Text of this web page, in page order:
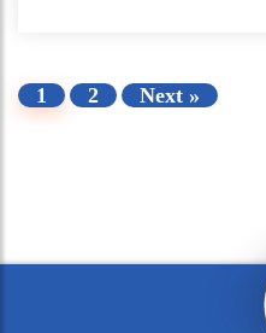
1 2 Next »